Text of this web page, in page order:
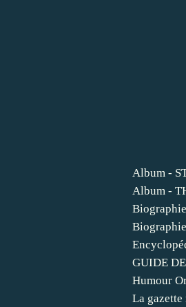
Album -
Album -
GUIDE
Humour
La gazette